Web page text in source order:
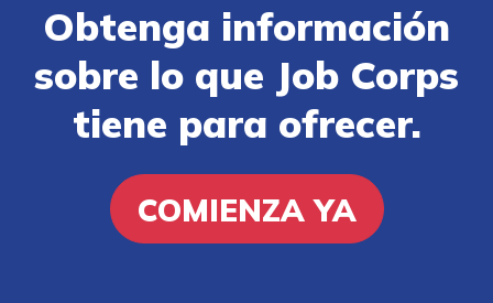
Obtenga información
sobre lo que Job Corps
tiene para ofrecer.
COMIENZA YA